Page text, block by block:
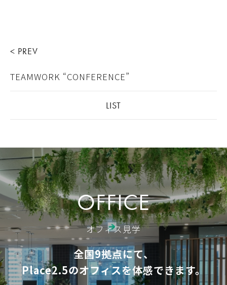
< PREV
TEAMWORK “CONFERENCE”
LIST
OFFICE
オフィス見学
全国9拠点にて、
Place2.5のオフィスを体感できます。